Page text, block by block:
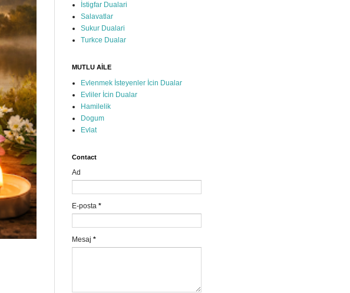
İstigfar Dualari
Salavatlar
Sukur Dualari
Turkce Dualar
MUTLU AİLE
Evlenmek İsteyenler İcin Dualar
Evliler İcin Dualar
Hamilelik
Dogum
Evlat
Contact
Ad
E-posta *
Mesaj *